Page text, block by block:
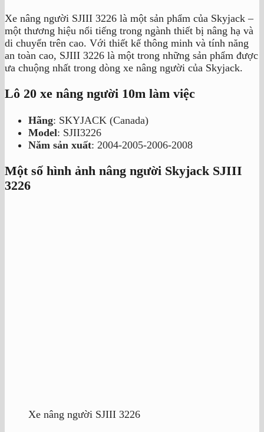
Xe nâng người SJIII 3226 là một sản phẩm của Skyjack –
một thương hiệu nổi tiếng trong ngành thiết bị nâng hạ và
di chuyển trên cao. Với thiết kế thông minh và tính năng
an toàn cao, SJIII 3226 là một trong những sản phẩm được
ưa chuộng nhất trong dòng xe nâng người của Skyjack.
Lô 20 xe nâng người 10m làm việc
Hãng: SKYJACK (Canada)
Model: SJII3226
Năm sản xuất: 2004-2005-2006-2008
Một số hình ảnh nâng người Skyjack SJIII
3226
Xe nâng người SJIII 3226